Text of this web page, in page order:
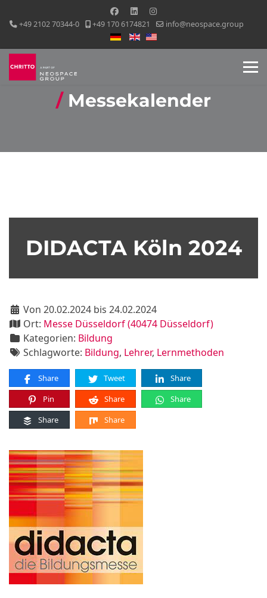
+49 2102 70344-0 +49 170 6174821
info@neospace.group
Sprache auswählen
Messekalender
DIDACTA Köln 2024
Von 20.02.2024 bis 24.02.2024
Ort: Messe Düsseldorf (40474 Düsseldorf)
Kategorien: Bildung
Schlagworte: Bildung, Lehrer, Lernmethoden
Share Tweet
Share
Pin
Share
Share
Share
Share